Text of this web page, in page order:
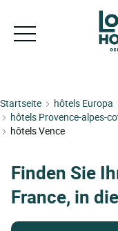
Startseite hôtels Europa
hôtels Provence-alpes-
hôtels Vence
Finden Sie
France, in